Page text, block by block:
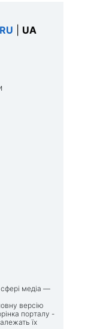
RU UA
сфері медіа —
версію
порталу -
їх